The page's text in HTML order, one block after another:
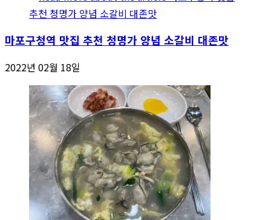
마포구청역 맛집 추천 청명가 양념 소갈비 대존맛
2022년 02월 18일